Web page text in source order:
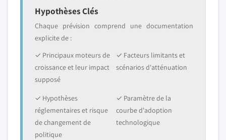
Hypothèses Clés
Chaque prévision comprend une documentation
explicite de :
✓ Principaux moteurs de
croissance et leur impact
supposé
✓ Facteurs limitants et
scénarios d'atténuation
✓ Hypothèses
réglementaires et risque
de changement de
politique
✓ Paramètre de la
courbe d'adoption
technologique